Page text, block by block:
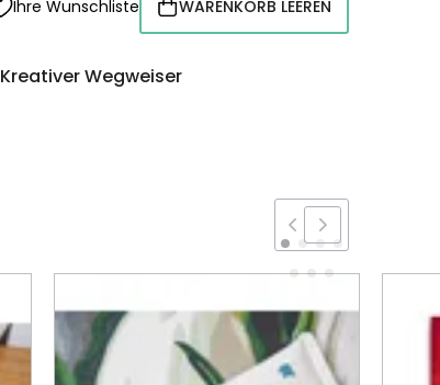
Ihre Wunschliste WARENKORB
WARENKORB LEEREN
Kreativer Wegweiser